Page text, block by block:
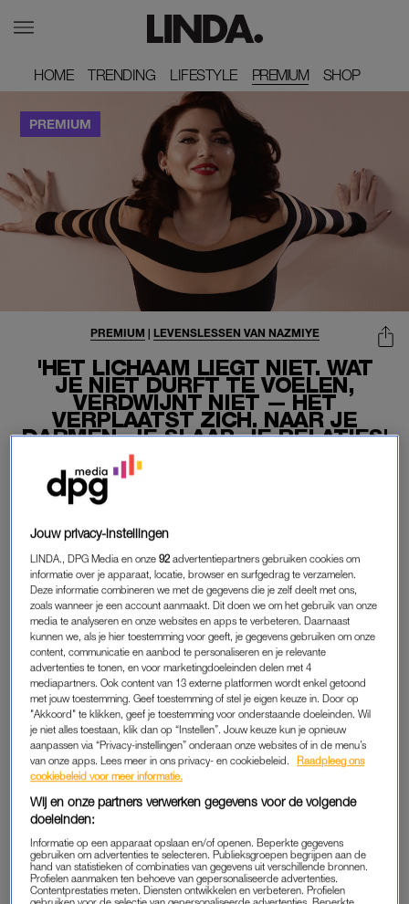
HOME
HOME TRENDING
TRENDING LIFESTYLE
LIFESTYLE PREMIUM SHOP
SHOP
'HET LICHAAM LIEGT NIET. WAT
JE NIET DURFT TE VOELEN,
VERDWIJNT NIET — HET
VERPLAATST ZICH. NAAR JE
DARMEN, JE SLAAP, JE RELATIES'
PREMIUM | LEVENSLESSEN VAN NAZMIYE
08-07-2025
LEES VERDER MET
PREMIUM
Krijg onbeperkt toegang tot alle
artikelen
Lees LINDA.magazine online
Geniet van te gekke winacties en
lekkere puzzels
Maandelijks opzegbaar
START GRATIS MAAND
Jouw privacy-instellingen
LINDA., DPG Media en onze92 advertentiepartners gebruiken cookies om
informatie over je apparaat, locatie, browser en surfgedrag te verzamelen.
Deze informatie combineren we met de gegevens die je zelf deelt met ons,
zoals wanneer je een account aanmaakt. Dit doen we om het gebruik van onze
media te analyseren en onze websites en apps te verbeteren. Daarnaast
kunnen we, als je hier toestemming voor geeft, je gegevens gebruiken om onze
content, communicatie en aanbod te personaliseren en je relevante
advertenties te tonen, en voor marketingdoeleinden delen met 4
mediapartners. Ook content van 13 externe platformen wordt enkel getoond
met jouw toestemming. Geef toestemming of stel je eigen keuze in. Door op
"Akkoord" te klikken, geef je toestemming voor onderstaande doeleinden. Wil
je niet alles toestaan, klik dan op “Instellen”. Jouw keuze kun je opnieuw
aanpassen via “Privacy-instellingen” onderaan onze websites of in de menu’s
van onze apps. Lees meer in ons privacy- en cookiebeleid.
Raadpleeg ons
cookiebeleid voor meer informatie.
Wij en onze partners verwerken gegevens voor de volgende
doeleinden:
Informatie op een apparaat opslaan en/of openen. Beperkte gegevens
gebruiken om advertenties te selecteren. Publieksgroepen begrijpen aan de
hand van statistieken of combinaties van gegevens uit verschillende bronnen.
Profielen aanmaken ten behoeve van gepersonaliseerde advertenties.
Contentprestaties meten. Diensten ontwikkelen en verbeteren. Profielen